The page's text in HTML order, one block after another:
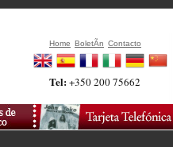
Home BoletÃ­n Contacto
Tel:+350 200 75662